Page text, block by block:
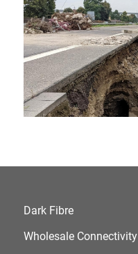
Dark Fibre
Wholesale Connectivity